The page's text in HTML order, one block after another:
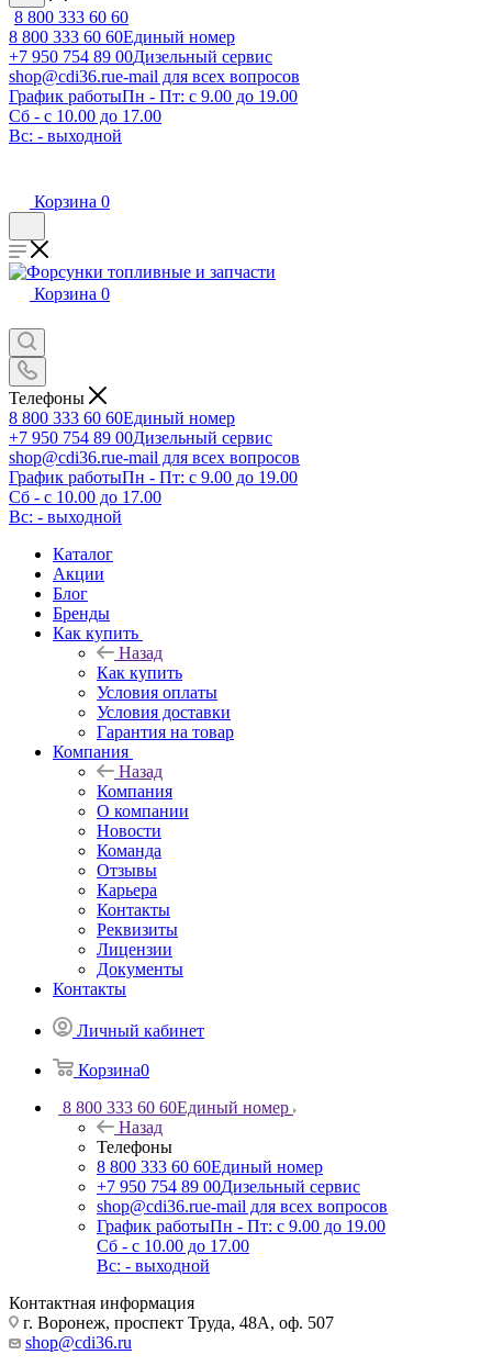
8 800 333 60 60
8 800 333 60 60Единый номер
+7 950 754 89 00Дизельный сервис
shop@cdi36.rue-mail для всех вопросов
График работыПн - Пт: с 9.00 до 19.00
Сб - с 10.00 до 17.00
Вс: - выходной
Корзина 0
Корзина 0
Телефоны
8 800 333 60 60Единый номер
+7 950 754 89 00Дизельный сервис
shop@cdi36.rue-mail для всех вопросов
График работыПн - Пт: с 9.00 до 19.00
Сб - с 10.00 до 17.00
Вс: - выходной
Каталог
Акции
Блог
Бренды
Как купить
Назад
Как купить
Условия оплаты
Условия доставки
Гарантия на товар
Компания
Назад
Компания
О компании
Новости
Команда
Отзывы
Карьера
Контакты
Реквизиты
Лицензии
Документы
Контакты
Личный кабинет
Корзина0
8 800 333 60 60Единый номер
Назад
Телефоны
8 800 333 60 60Единый номер
+7 950 754 89 00Дизельный сервис
shop@cdi36.rue-mail для всех вопросов
График работыПн - Пт: с 9.00 до 19.00
Сб - с 10.00 до 17.00
Вс: - выходной
Контактная информация
г. Воронеж, проспект Труда, 48А, оф. 507
shop@cdi36.ru